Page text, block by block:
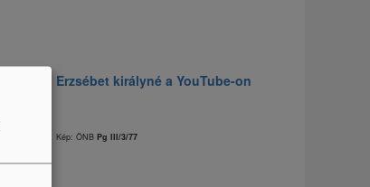
Erzsébet királyné a YouTube-on
Kép: ÖNB Pg III/3/77